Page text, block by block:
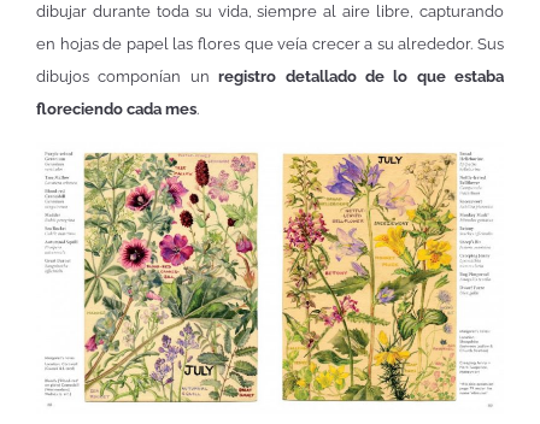
dibujar durante toda su vida, siempre al aire libre, capturando
en hojas de papel las flores que veía crecer a su alrededor. Sus
dibujos componían unregistro detallado de lo que estaba
floreciendo cada mes.